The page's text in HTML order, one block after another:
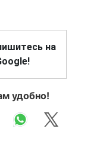
на
удобно!